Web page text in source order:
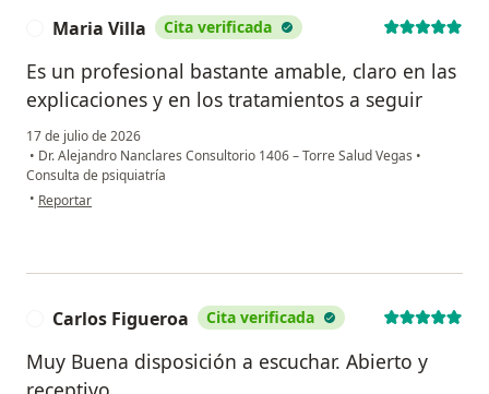
Maria Villa Cita verificada
Es un profesional bastante amable, claro en las
explicaciones y en los tratamientos a seguir
17 de julio de 2026
• Dr. Alejandro Nanclares Consultorio 1406 – Torre Salud Vegas •
Consulta de psiquiatría
• en opinión del usuario Maria Villa
Reportar
Carlos Figueroa Cita verificada
Muy Buena disposición a escuchar. Abierto y